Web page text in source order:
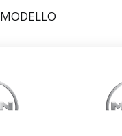
MODELLO